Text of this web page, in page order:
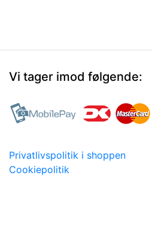
Vi tager imod følgende:
Privatlivspolitik i shoppen
Cookiepolitik